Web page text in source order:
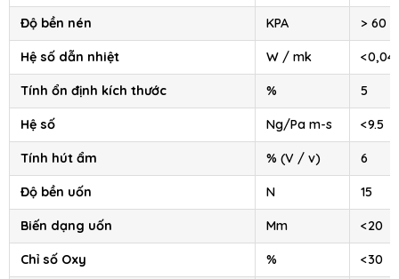
Độ bền nén KPA > 60
Hệ số dẫn nhiệt W / mk
Tính ổn định kích thước % 5
Hệ số Ng/Pa m-s <9.5
Tính hút ẩm % (V / v) 6
Độ bền uốn N 15
Biến dạng uốn Mm <20
Chỉ số Oxy % <30